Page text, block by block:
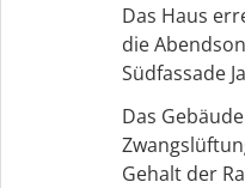
Das Haus
die
Südfassade
Das
Gehalt der